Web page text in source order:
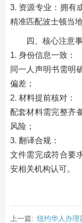
3. 资源专业：拥有
精准匹配波士顿当
四、核心注意
1. 身份信息一致：
同一人声明书需明
偏差；
2. 材料提前核对：
配套材料需完整齐
风险；
3. 翻译合规：
文件需完成符合要
安相关机构认可。
上一篇: 纽约华人办理